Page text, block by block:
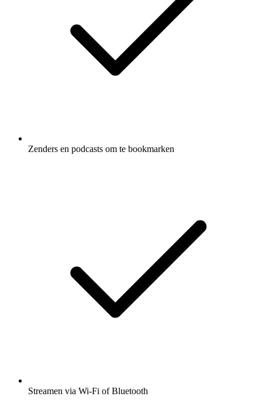
Zenders en podcasts om te bookmarken
Streamen via Wi-Fi of Bluetooth